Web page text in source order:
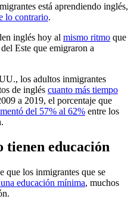
está aprendiendo inglés,
lo contrario.
inglés hoy al mismo ritmo que
Este que emigraron a
los adultos inmigrantes
de inglés cuanto más tiempo
a 2019, el porcentaje que
del 57% al 62% entre los
tienen educación
que los inmigrantes que se
educación mínima, muchos